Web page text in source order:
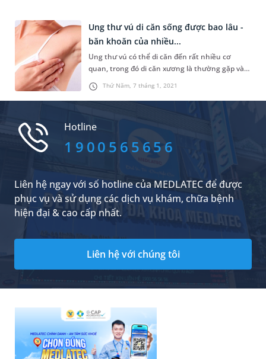
Thứ Năm, 7 tháng 1, 2021
Ung thư vú di căn sống được bao lâu -
băn khoăn của nhiều...
Ung thư vú có thể di căn đến rất nhiều cơ
quan, trong đó di căn xương là thường gặp và
nguy hiểm nhất. Điều trị ung thư vú di căn còn
gặp nhiều khó khăn do chưa tìm được biện
pháp ngăn chặn triệt để quá trình di căn cũng
thắc mắc: ung thư vú di căn số...
Hotline
1900565656
Liên hệ ngay với số hotline của MEDLATEC để được
phục vụ và sử dụng các dịch vụ khám, chữa bệnh
hiện đại & cao cấp nhất.
Liên hệ với chúng tôi